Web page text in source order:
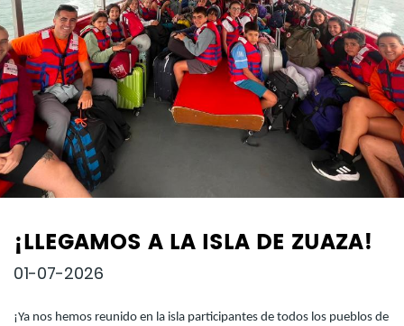
¡LLEGAMOS A LA ISLA DE ZUAZA!
01-07-2026
¡Ya nos hemos reunido en la isla participantes de todos los pueblos de